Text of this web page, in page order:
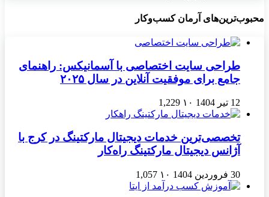
محبوب‌ترین‌های آرمان کسب‌وکار
طراحی سایت اختصاصی با آسمانیکس: راهنمای
جامع برای موفقیت آنلاین در سال ۲۰۲۵
12 تیر 1404 ۱۰ 1,229
تخصصی‌ترین خدمات دیجیتال مارکتینگ در کرج با
آژانس دیجیتال مارکتینگ راه‌کار
30 فروردین 1404 ۱۰ 1,057